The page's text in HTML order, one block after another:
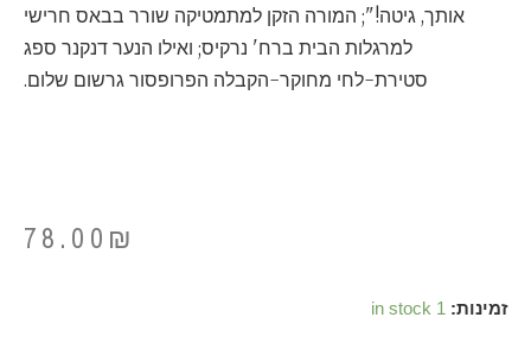
אותך, גיטה!"; המורה הזקן למתמטיקה שורר בבאס חרישי
למרגלות הבית ברח' נרקיס; ואילו הנער דנקנר ספג
סטירת-לחי מחוקר-הקבלה הפרופסור גרשום שלום.
78.00 ₪
זמינות: 1 in stock הקיץ